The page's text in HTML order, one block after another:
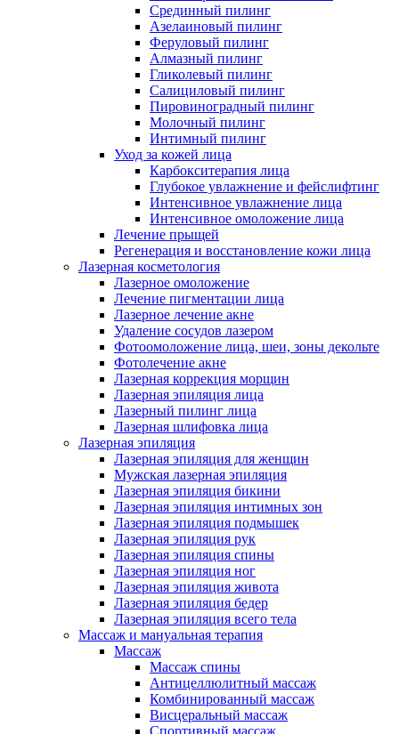
Срединный пилинг
Азелаиновый пилинг
Феруловый пилинг
Алмазный пилинг
Гликолевый пилинг
Салициловый пилинг
Пировиноградный пилинг
Молочный пилинг
Интимный пилинг
Уход за кожей лица
Карбокситерапия лица
Глубокое увлажнение и фейслифтинг
Интенсивное увлажнение лица
Интенсивное омоложение лица
Лечение прыщей
Регенерация и восстановление кожи лица
Лазерная косметология
Лазерное омоложение
Лечение пигментации лица
Лазерное лечение акне
Удаление сосудов лазером
Фотоомоложение лица, шеи, зоны декольте
Фотолечение акне
Лазерная коррекция морщин
Лазерная эпиляция лица
Лазерный пилинг лица
Лазерная шлифовка лица
Лазерная эпиляция
Лазерная эпиляция для женщин
Мужская лазерная эпиляция
Лазерная эпиляция бикини
Лазерная эпиляция интимных зон
Лазерная эпиляция подмышек
Лазерная эпиляция рук
Лазерная эпиляция спины
Лазерная эпиляция ног
Лазерная эпиляция живота
Лазерная эпиляция бедер
Лазерная эпиляция всего тела
Массаж и мануальная терапия
Массаж
Массаж спины
Антицеллюлитный массаж
Комбинированный массаж
Висцеральный массаж
Спортивный массаж